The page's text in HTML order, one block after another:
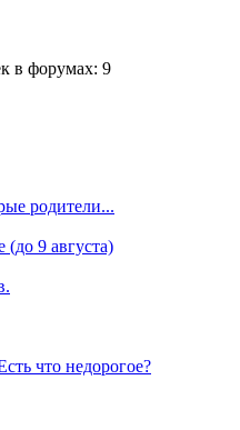
родители...
(до 9 августа)
что недорогое?